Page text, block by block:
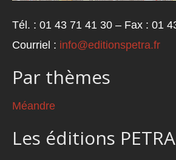
Tél. : 01 43 71 41 30 – Fax : 01
Courriel : info@editionspetra.fr
Par thèmes
Méandre
Les éditions PETRA